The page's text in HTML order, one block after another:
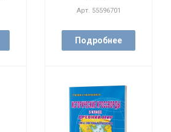
Арт. 55596701
Подробнее